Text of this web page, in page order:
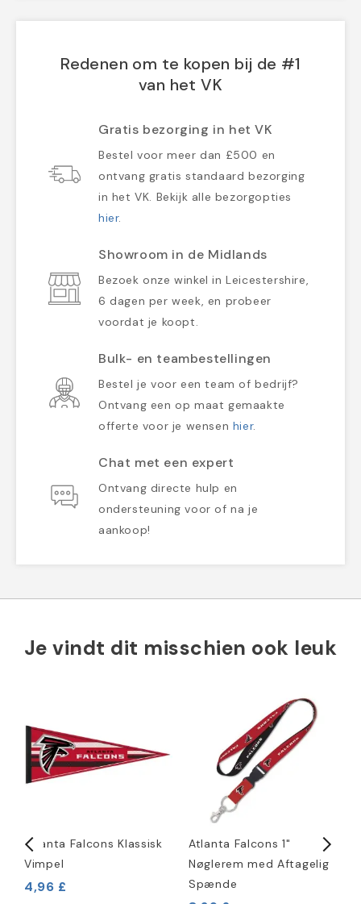
Redenen om te kopen bij de #1
van het VK
Gratis bezorging in het VK
Bestel voor meer dan £500 en
ontvang gratis standaard bezorging
in het VK. Bekijk alle bezorgopties
hier.
Showroom in de Midlands
Bezoek onze winkel in Leicestershire,
6 dagen per week, en probeer
voordat je koopt.
Bulk- en teambestellingen
Bestel je voor een team of bedrijf?
Ontvang een op maat gemaakte
offerte voor je wensen hier.
Chat met een expert
Ontvang directe hulp en
ondersteuning voor of na je
aankoop!
Je vindt dit misschien ook leuk
Atlanta Falcons Klassisk
Vimpel
4,96 £
Atlanta Falcons 1"
Nøglerem med Aftagelig
Spænde